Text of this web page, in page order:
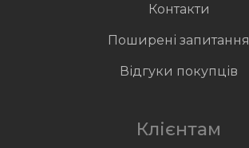
Контакти
Поширені запитання
Відгуки покупців
Клієнтам